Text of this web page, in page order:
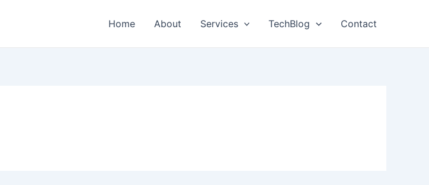
Home About Services TechBlog Contact